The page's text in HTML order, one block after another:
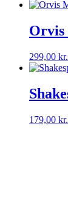
Orvis
299,00 kr.
179,00 kr.